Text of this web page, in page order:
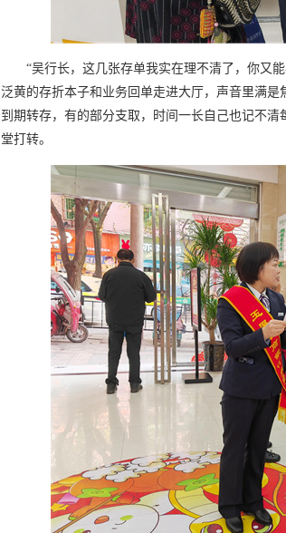
“吴行长，这几张存单我实在理不清了，你又
泛黄的存折本子和业务回单走进大厅，声音里满
到期转存，有的部分支取，时间一长自己也记不
堂打转。